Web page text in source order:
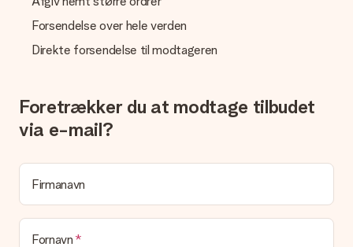
MySurprise-konto. Det betyder at du kan få gaven leveret
direkte til modtageren, hvilket gør det til en sand
overraskelse!
Forsendelse over hele verden
Direkte forsendelse til modtageren
Foretrækker du at modtage tilbudet
via e-mail?
Firmanavn
Fornavn